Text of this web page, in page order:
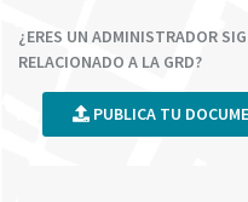
¿ERES UN ADMINISTRADOR
RELACIONADO A LA GRD?
PUBLICA TU